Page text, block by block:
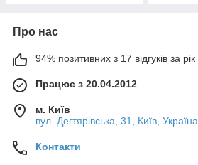
Про нас
94% позитивних з 17 відгуків за рік
Працює з 20.04.2012
м. Київ
вул. Дегтярівська, 31, Київ, Україна
Контакти